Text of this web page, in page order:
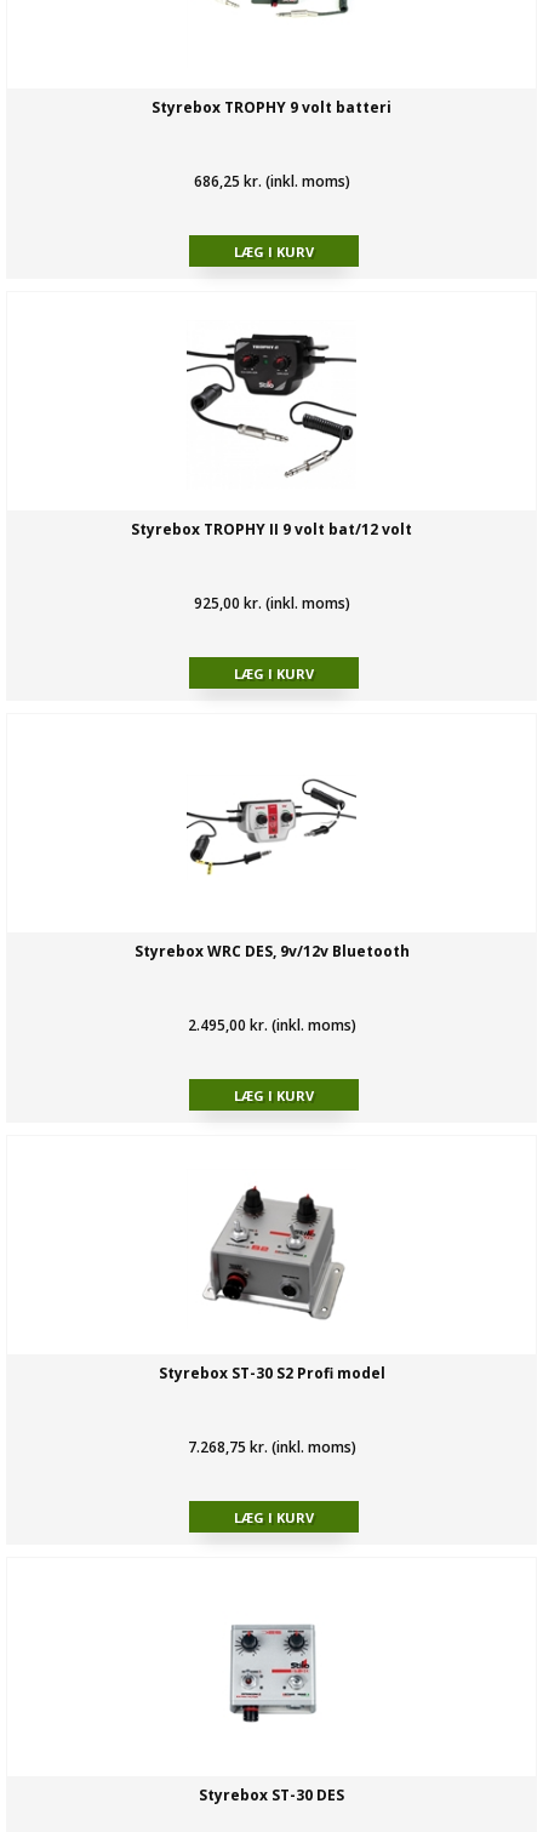
Styrebox TROPHY 9 volt batteri
686,25 kr. (inkl. moms)
Styrebox TROPHY II 9 volt bat/12 volt
925,00 kr. (inkl. moms)
Styrebox WRC DES, 9v/12v Bluetooth
2.495,00 kr. (inkl. moms)
Styrebox ST-30 S2 Profi model
7.268,75 kr. (inkl. moms)
Styrebox ST-30 DES